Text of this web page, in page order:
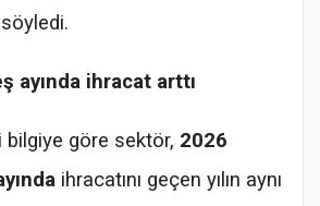
ayında ihracat arttı
bilgiye göre sektör, 2026
ihracatını geçen yılın aynı